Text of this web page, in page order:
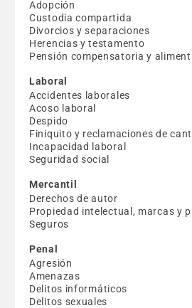
Adopción
Custodia compartida
Divorcios y separaciones
Herencias y testamento
Pensión compensatoria y
Laboral
Accidentes laborales
Acoso laboral
Despido
Finiquito y reclamaciones de
Incapacidad laboral
Seguridad social
Mercantil
Derechos de autor
Propiedad intelectual, marcas y
Seguros
Penal
Agresión
Amenazas
Delitos informáticos
Delitos sexuales